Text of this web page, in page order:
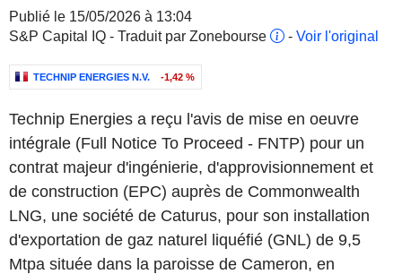
Publié le 15/05/2026 à 13:04
S&P Capital IQ - Traduit par Zonebourse
- Voir l'original
TECHNIP ENERGIES N.V. -1,42 %
Technip Energies a reçu l'avis de mise en oeuvre
intégrale (Full Notice To Proceed - FNTP) pour un
contrat majeur d'ingénierie, d'approvisionnement et
de construction (EPC) auprès de Commonwealth
LNG, une société de Caturus, pour son installation
d'exportation de gaz naturel liquéfié (GNL) de 9,5
Mtpa située dans la paroisse de Cameron, en